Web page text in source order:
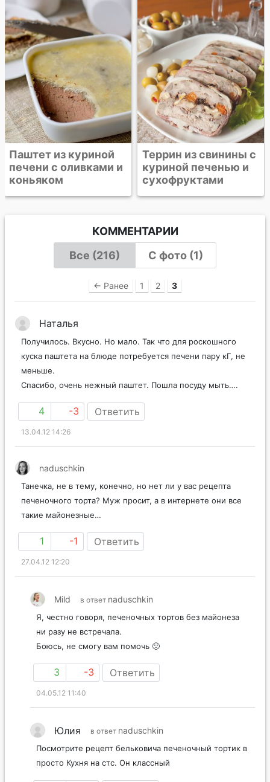
Паштет из куриной
печени с оливками и
коньяком
Террин из свинины с
куриной печенью и
сухофруктами
КОММЕНТАРИИ
Все (216)
С фото (1)
← Ранее 1 2 3
Наталья
Получилось. Вкусно. Но мало. Так что для роскошного
куска паштета на блюде потребуется печени пару кГ, не
меньше.
Спасибо, очень нежный паштет. Пошла посуду мыть….
4 -3 Ответить
13.04.12 14:26
naduschkin
Танечка, не в тему, конечно, но нет ли у вас рецепта
печеночного торта? Муж просит, а в интернете они все
такие майонезные…
1 -1 Ответить
27.04.12 12:20
Mild в ответ naduschkin
Я, честно говоря, печеночных тортов без майонеза
ни разу не встречала.
Боюсь, не смогу вам помочь 🙁
3 -3 Ответить
04.05.12 11:40
Юлия в ответ naduschkin
Посмотрите рецепт бельковича печеночный тортик в
просто Кухня на стс. Он классный